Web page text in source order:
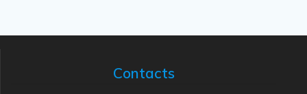
Contacts